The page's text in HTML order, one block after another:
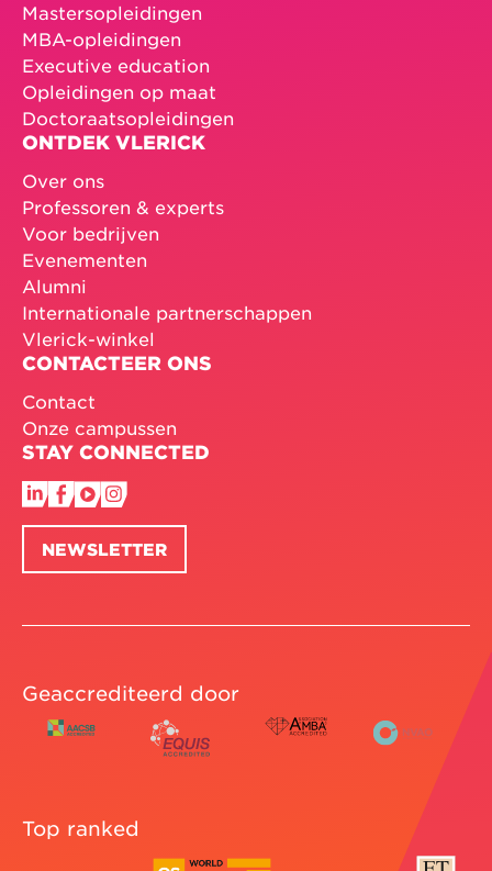
Mastersopleidingen
MBA-opleidingen
Executive education
Opleidingen op maat
Doctoraatsopleidingen
ONTDEK VLERICK
Over ons
Professoren & experts
Voor bedrijven
Evenementen
Alumni
Internationale partnerschappen
Vlerick-winkel
CONTACTEER ONS
Contact
Onze campussen
STAY CONNECTED
NEWSLETTER
Geaccrediteerd door
Top ranked